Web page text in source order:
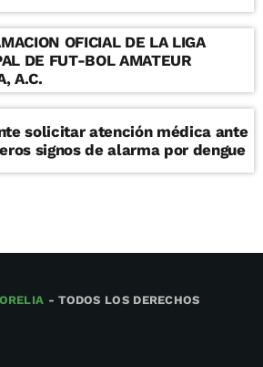
OFICIAL DE LA LIGA
DE FUT-BOL AMATEUR
A.C.
solicitar atención médica ante
signos de alarma por dengue
- TODOS LOS DERECHOS